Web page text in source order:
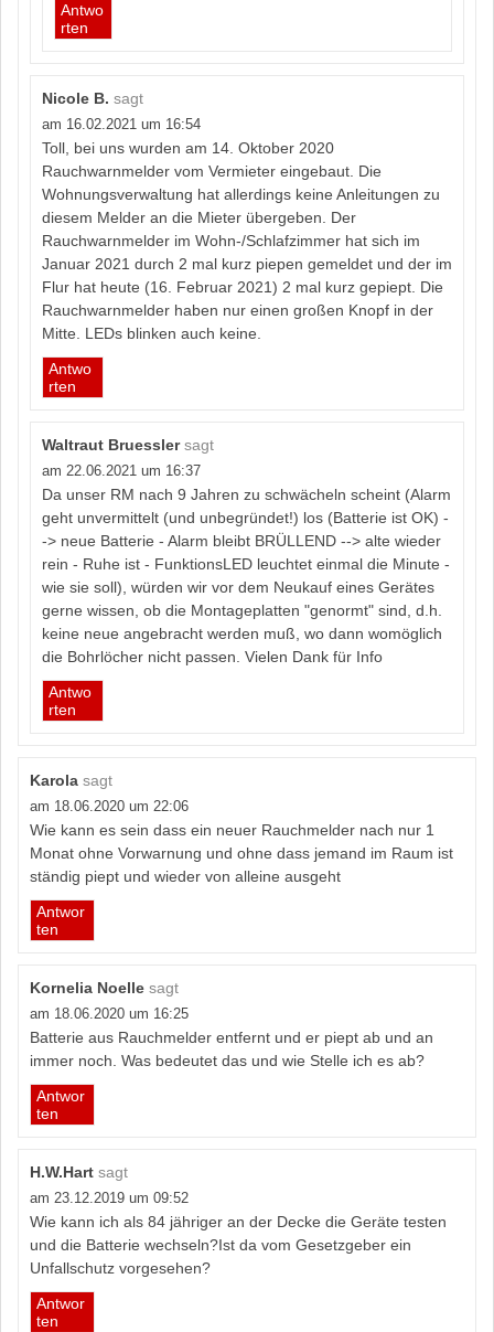
Antwo
rten
Nicole B. sagt
am 16.02.2021 um 16:54
Toll, bei uns wurden am 14. Oktober 2020
Rauchwarnmelder vom Vermieter eingebaut. Die
Wohnungsverwaltung hat allerdings keine Anleitungen zu
diesem Melder an die Mieter übergeben. Der
Rauchwarnmelder im Wohn-/Schlafzimmer hat sich im
Januar 2021 durch 2 mal kurz piepen gemeldet und der im
Flur hat heute (16. Februar 2021) 2 mal kurz gepiept. Die
Rauchwarnmelder haben nur einen großen Knopf in der
Mitte. LEDs blinken auch keine.
Antwo
rten
Waltraut Bruessler sagt
am 22.06.2021 um 16:37
Da unser RM nach 9 Jahren zu schwächeln scheint (Alarm
geht unvermittelt (und unbegründet!) los (Batterie ist OK) -
-> neue Batterie - Alarm bleibt BRÜLLEND --> alte wieder
rein - Ruhe ist - FunktionsLED leuchtet einmal die Minute -
wie sie soll), würden wir vor dem Neukauf eines Gerätes
gerne wissen, ob die Montageplatten "genormt" sind, d.h.
keine neue angebracht werden muß, wo dann womöglich
die Bohrlöcher nicht passen. Vielen Dank für Info
Antwo
rten
Karola sagt
am 18.06.2020 um 22:06
Wie kann es sein dass ein neuer Rauchmelder nach nur 1
Monat ohne Vorwarnung und ohne dass jemand im Raum ist
ständig piept und wieder von alleine ausgeht
Antwor
ten
Kornelia Noelle sagt
am 18.06.2020 um 16:25
Batterie aus Rauchmelder entfernt und er piept ab und an
immer noch. Was bedeutet das und wie Stelle ich es ab?
Antwor
ten
H.W.Hart sagt
am 23.12.2019 um 09:52
Wie kann ich als 84 jähriger an der Decke die Geräte testen
und die Batterie wechseln?Ist da vom Gesetzgeber ein
Unfallschutz vorgesehen?
Antwor
ten